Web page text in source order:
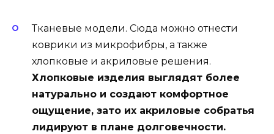
Тканевые модели. Сюда можно отнести
коврики из микрофибры, а также
хлопковые и акриловые решения.
Хлопковые изделия выглядят более
натурально и создают комфортное
ощущение, зато их акриловые собратья
лидируют в плане долговечности.